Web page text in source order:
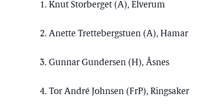
1. Knut Storberget (A), Elverum
2. Anette Trettebergstuen (A), Hamar
3. Gunnar Gundersen (H), Åsnes
4. Tor André Johnsen (FrP), Ringsaker